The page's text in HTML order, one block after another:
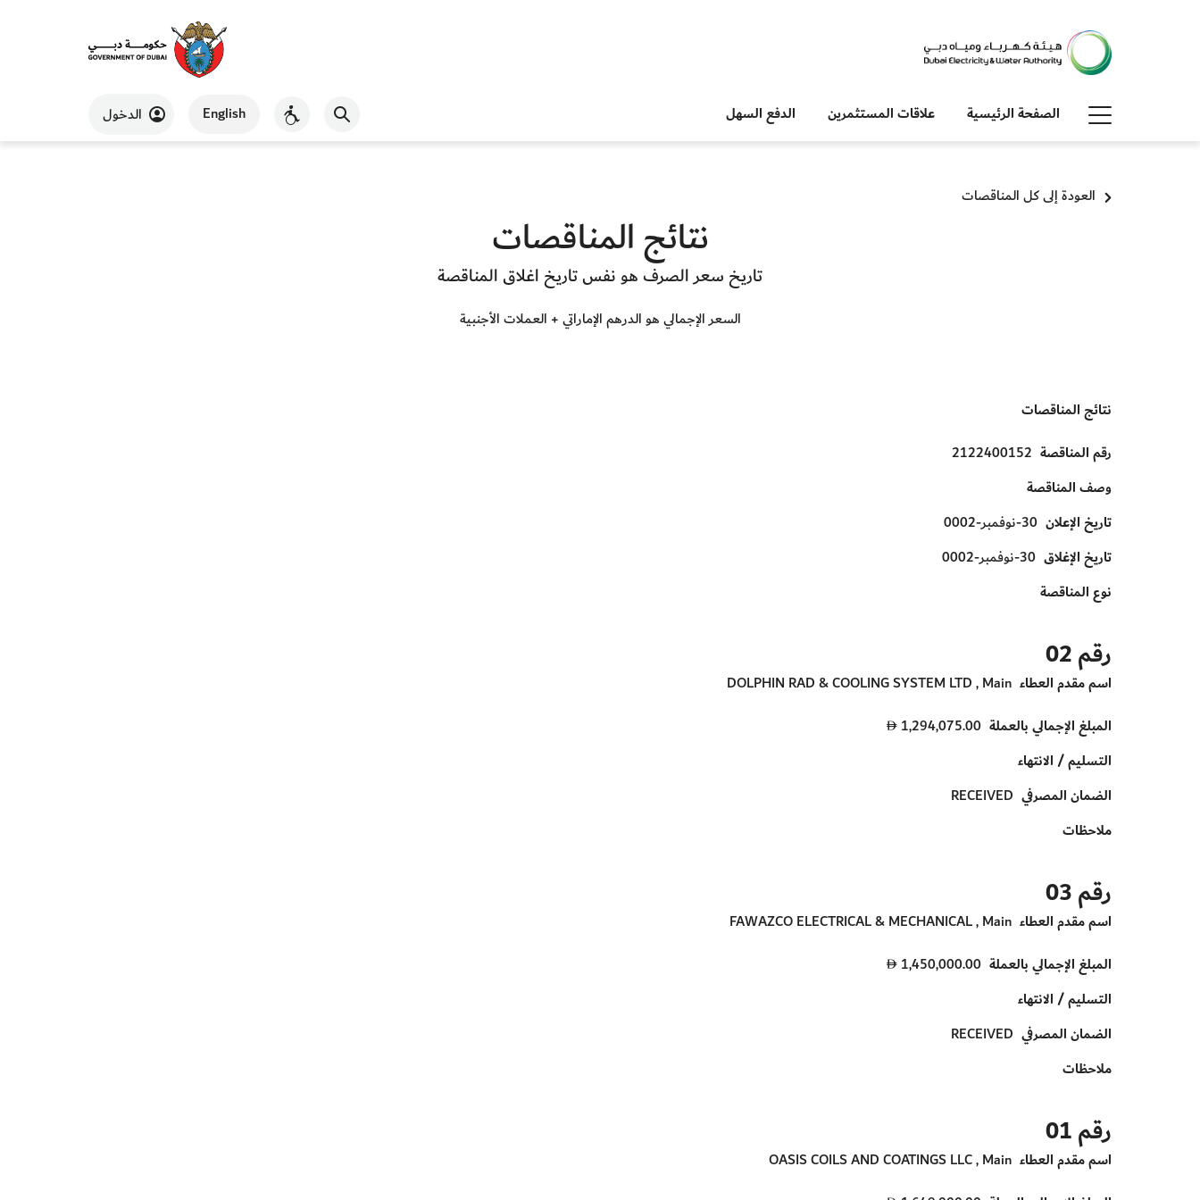
الصفحة الرئيسية علاقات المستثمرين الدفع السهل الدخول English
العودة إلى كل المناقصات
نتائج المناقصات
تاريخ سعر الصرف هو نفس تاريخ اغلاق المناقصة
السعر الإجمالي هو الدرهم الإماراتي + العملات الأجنبية
نتائج المناقصات
رقم المناقصة 2122400152
وصف المناقصة
تاريخ الإعلان 30-نوفمبر-0002
تاريخ الإغلاق 30-نوفمبر-0002
نوع المناقصة
رقم 02
اسم مقدم العطاء DOLPHIN RAD & COOLING SYSTEM LTD , Main
المبلغ الإجمالي بالعملة
D1,294,075.00
التسليم / الانتهاء
الضمان المصرفي RECEIVED
ملاحظات
رقم 03
اسم مقدم العطاء FAWAZCO ELECTRICAL & MECHANICAL , Main
المبلغ الإجمالي بالعملة
D1,450,000.00
التسليم / الانتهاء
الضمان المصرفي RECEIVED
ملاحظات
رقم 01
اسم مقدم العطاء OASIS COILS AND COATINGS LLC , Main